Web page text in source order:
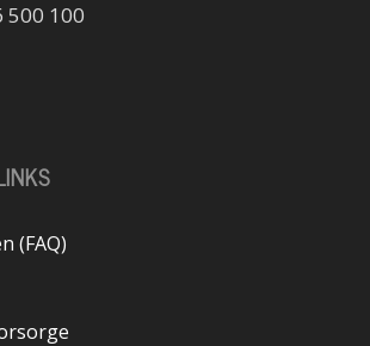
500 100
(FAQ)